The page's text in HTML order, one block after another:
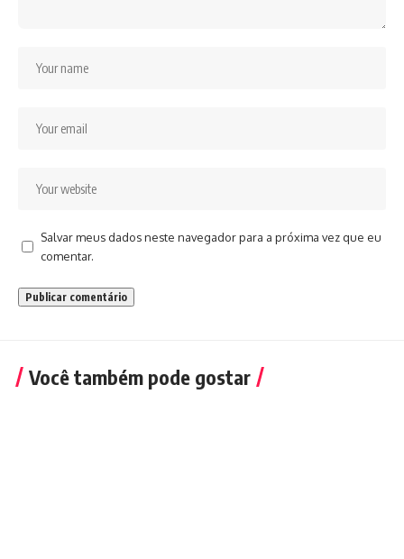
Salvar meus dados neste navegador para a próxima vez que eu
comentar.
Você também pode gostar